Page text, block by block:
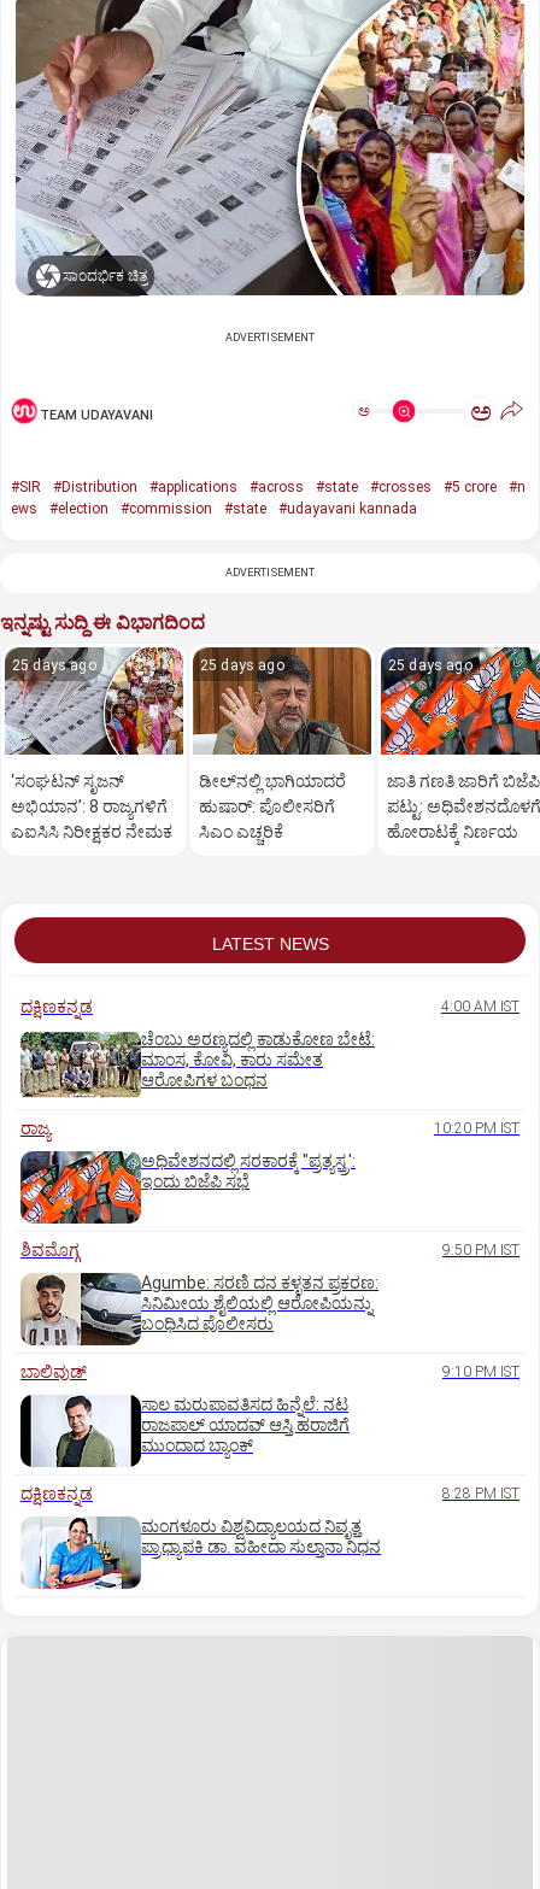
ಸಾಂದರ್ಭಿಕ ಚಿತ್ರ
ADVERTISEMENT
TEAM UDAYAVANI ಅ ಅ
#SIR #Distribution #applications #across #state #crosses #5 crore
#n
ews
#election #commission #state #udayavani kannada
ADVERTISEMENT
ಇನ್ನಷ್ಟು ಸುದ್ದಿ ಈ ವಿಭಾಗದಿಂದ
25 days ago
‘ಸಂಘಟನ್‌ ಸೃಜನ್‌
ಅಭಿಯಾನ’: 8 ರಾಜ್ಯಗಳಿಗೆ
ಎಐಸಿಸಿ ನಿರೀಕ್ಷಕರ ನೇಮಕ
25 days ago
ಡೀಲ್‌ನಲ್ಲಿ ಭಾಗಿಯಾದರೆ
ಹುಷಾರ್‌: ಪೊಲೀಸರಿಗೆ
ಸಿಎಂ ಎಚ್ಚರಿಕೆ
25 days ago
ಜಾತಿ ಗಣತಿ ಜಾರಿಗೆ ಬಿಜೆಪಿ
ಪಟ್ಟು: ಅಧಿವೇಶನದೊಳಗೆ
ಹೋರಾಟಕ್ಕೆ ನಿರ್ಣಯ
LATEST NEWS
ದಕ್ಷಿಣಕನ್ನಡ 4:00 AM IST
ಚೆಂಬು ಅರಣ್ಯದಲ್ಲಿ ಕಾಡುಕೋಣ ಬೇಟೆ:
ಮಾಂಸ, ಕೋವಿ, ಕಾರು ಸಮೇತ
ಆರೋಪಿಗಳ ಬಂಧನ
ರಾಜ್ಯ 10:20 PM IST
ಅಧಿವೇಶನದಲ್ಲಿ ಸರಕಾರಕ್ಕೆ "ಪ್ರತ್ಯಸ್ತ್ರ':
ಇಂದು ಬಿಜೆಪಿ ಸಭೆ
ಶಿವಮೊಗ್ಗ 9:50 PM IST
Agumbe: ಸರಣಿ ದನ ಕಳ್ಳತನ ಪ್ರಕರಣ:
ಸಿನಿಮೀಯ ಶೈಲಿಯಲ್ಲಿ ಆರೋಪಿಯನ್ನು
ಬಂಧಿಸಿದ ಪೊಲೀಸರು
ಬಾಲಿವುಡ್‌ 9:10 PM IST
ಸಾಲ ಮರುಪಾವತಿಸದ ಹಿನ್ನೆಲೆ: ನಟ
ರಾಜಪಾಲ್ ಯಾದವ್‌ ಆಸ್ತಿ ಹರಾಜಿಗೆ
ಮುಂದಾದ ಬ್ಯಾಂಕ್
ದಕ್ಷಿಣಕನ್ನಡ 8:28 PM IST
ಮಂಗಳೂರು ವಿಶ್ವವಿದ್ಯಾಲಯದ ನಿವೃತ್ತ
ಪ್ರಾಧ್ಯಾಪಕಿ ಡಾ. ವಹೀದಾ ಸುಲ್ತಾನಾ ನಿಧನ